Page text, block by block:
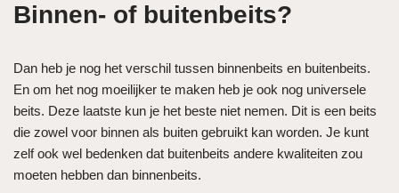
Binnen- of buitenbeits?
Dan heb je nog het verschil tussen binnenbeits en buitenbeits.
En om het nog moeilijker te maken heb je ook nog universele
beits. Deze laatste kun je het beste niet nemen. Dit is een beits
die zowel voor binnen als buiten gebruikt kan worden. Je kunt
zelf ook wel bedenken dat buitenbeits andere kwaliteiten zou
moeten hebben dan binnenbeits.